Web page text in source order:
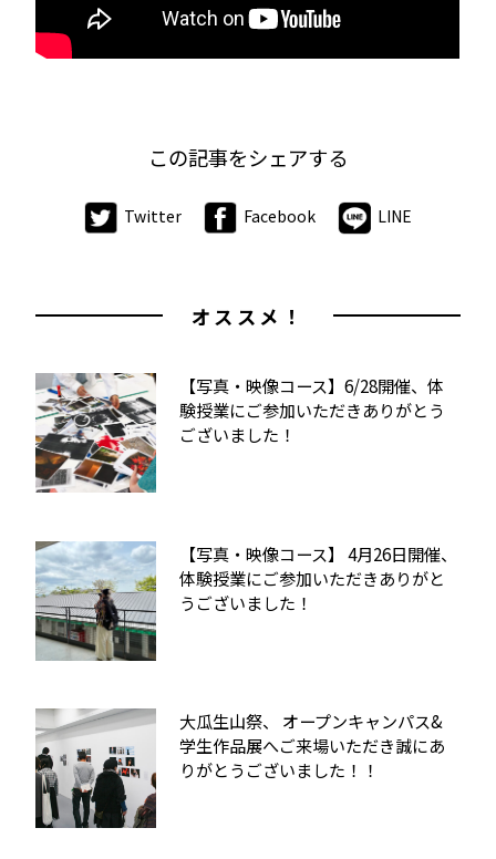
この記事をシェアする
Twitter Facebook LINE
オススメ！
【写真・映像コース】6/28開催、体
験授業にご参加いただきありがとう
ございました！
【写真・映像コース】 4月26日開催、
体験授業にご参加いただきありがと
うございました！
大瓜生山祭、 オープンキャンパス&
学生作品展へご来場いただき誠にあ
りがとうございました！！